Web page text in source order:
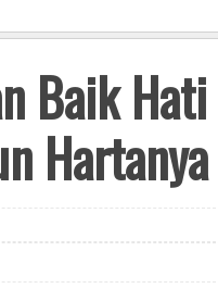
Baik Hati
Hartanya